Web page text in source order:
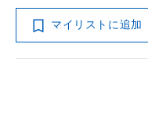
マイリストに追加